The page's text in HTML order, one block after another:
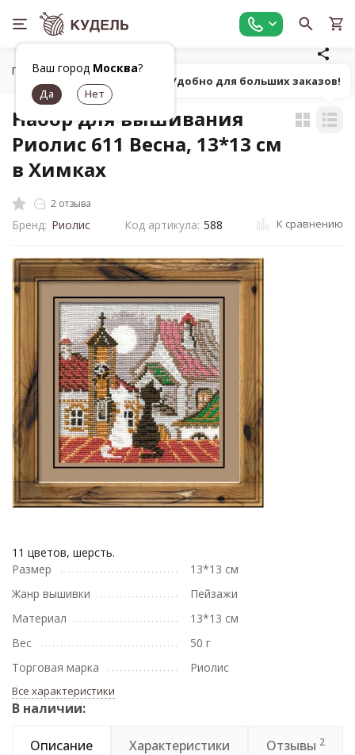
Ваш город Москва?
Главная Товары для вышивания
Набор для вышивания
Риолис 611 Весна, 13*13 см
в Химках
2 отзыва
Бренд: Риолис Код артикула: 588 К сравнению
11 цветов, шерсть.
Размер
13*13 см
Жанр вышивки
Пейзажи
Материал
13*13 см
Вес
50 г
Торговая марка
Риолис
Все характеристики
В наличии:
Описание Характеристики Отзывы 2
Попробуй! Удобно для больших заказов!